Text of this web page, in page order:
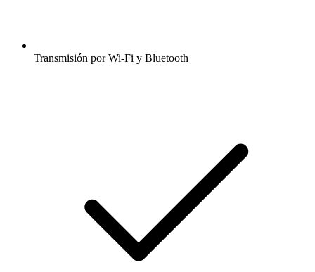
Transmisión por Wi-Fi y Bluetooth